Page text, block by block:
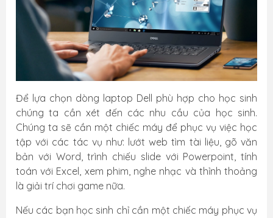
Để lựa chọn dòng laptop Dell phù hợp cho học sinh
chúng ta cần xét đến các nhu cầu của học sinh.
Chúng ta sẽ cần một chiếc máy để phục vụ việc học
tập với các tác vụ như: lướt web tìm tài liệu, gõ văn
bản với Word, trình chiếu slide với Powerpoint, tính
toán với Excel, xem phim, nghe nhạc và thỉnh thoảng
là giải trí chơi game nữa.
Nếu các bạn học sinh chỉ cần một chiếc máy phục vụ